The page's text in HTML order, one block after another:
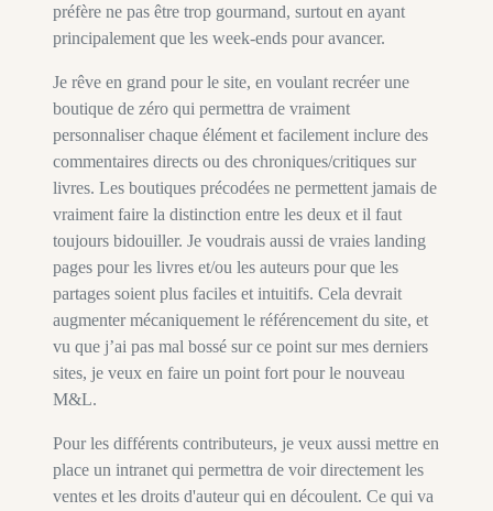
préfère ne pas être trop gourmand, surtout en ayant
principalement que les week-ends pour avancer.
Je rêve en grand pour le site, en voulant recréer une
boutique de zéro qui permettra de vraiment
personnaliser chaque élément et facilement inclure des
commentaires directs ou des chroniques/critiques sur
livres. Les boutiques précodées ne permettent jamais de
vraiment faire la distinction entre les deux et il faut
toujours bidouiller. Je voudrais aussi de vraies landing
pages pour les livres et/ou les auteurs pour que les
partages soient plus faciles et intuitifs. Cela devrait
augmenter mécaniquement le référencement du site, et
vu que j’ai pas mal bossé sur ce point sur mes derniers
sites, je veux en faire un point fort pour le nouveau
M&L.
Pour les différents contributeurs, je veux aussi mettre en
place un intranet qui permettra de voir directement les
ventes et les droits d'auteur qui en découlent. Ce qui va